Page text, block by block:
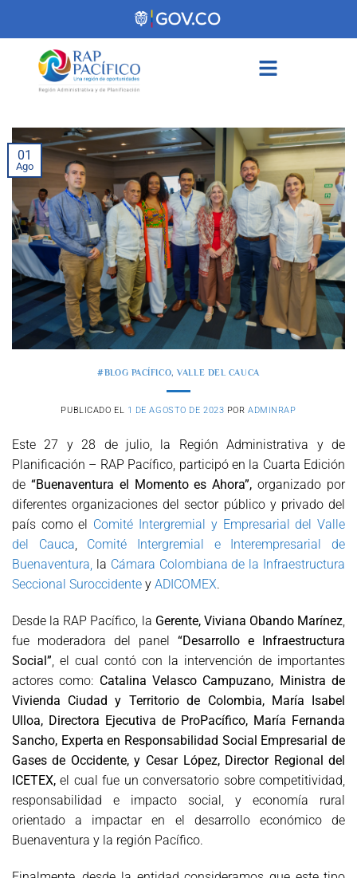
01
Ago
#BLOG PACÍFICO,VALLE DEL CAUCA
PUBLICADO EL 1 DE AGOSTO DE 2023 PORADMINRAP
Este 27 y 28 de julio, la Región Administrativa y de
Planificación – RAP Pacífico, participó en la Cuarta Edición
de “Buenaventura el Momento es Ahora”, organizado por
diferentes organizaciones del sector público y privado del
país como el Comité Intergremial y Empresarial del Valle
del Cauca, Comité Intergremial e Interempresarial de
Buenaventura,la Cámara Colombiana de la Infraestructura
Seccional Suroccidentey ADICOMEX.
Desde la RAP Pacífico, la Gerente, Viviana Obando Marínez,
fue moderadora del panel “Desarrollo e Infraestructura
Social”, el cual contó con la intervención de importantes
actores como: Catalina Velasco Campuzano, Ministra de
Vivienda Ciudad y Territorio de Colombia, María Isabel
Ulloa, Directora Ejecutiva de ProPacífico, María Fernanda
Sancho, Experta en Responsabilidad Social Empresarial de
Gases de Occidente, y Cesar López, Director Regional del
ICETEX,el cual fue un conversatorio sobre competitividad,
responsabilidad e impacto social, y economía rural
orientado a impactar en el desarrollo económico de
Buenaventura y la región Pacífico.